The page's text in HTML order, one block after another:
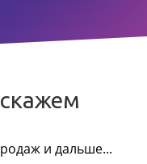
и дальше...